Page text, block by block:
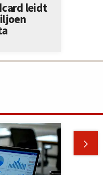
leidt
